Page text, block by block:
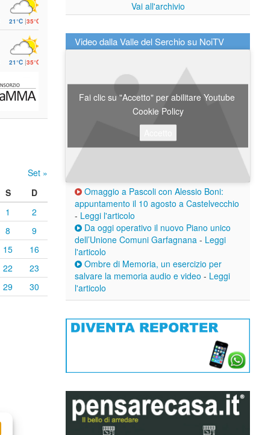
21°C |35°C
21°C |35°C
Set »
S
D
1
2
8
9
15
16
22
23
29
30
Vai all'archivio
Video dalla Valle del Serchio su NoiTV
Fai clic su "Accetto" per abilitare Youtube
Cookie Policy
Omaggio a Pascoli con Alessio Boni:
appuntamento il 10 agosto a Castelvecchio
- Leggi l'articolo
Da oggi operativo il nuovo Piano unico
dell’Unione Comuni Garfagnana - Leggi
l'articolo
Ombre di Memoria, un esercizio per
salvare la memoria audio e video - Leggi
l'articolo